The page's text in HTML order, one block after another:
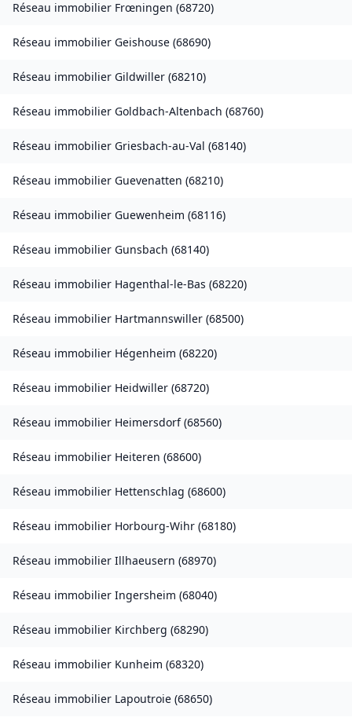
Réseau immobilier Frœningen (68720)
Réseau immobilier Geishouse (68690)
Réseau immobilier Gildwiller (68210)
Réseau immobilier Goldbach-Altenbach (68760)
Réseau immobilier Griesbach-au-Val (68140)
Réseau immobilier Guevenatten (68210)
Réseau immobilier Guewenheim (68116)
Réseau immobilier Gunsbach (68140)
Réseau immobilier Hagenthal-le-Bas (68220)
Réseau immobilier Hartmannswiller (68500)
Réseau immobilier Hégenheim (68220)
Réseau immobilier Heidwiller (68720)
Réseau immobilier Heimersdorf(68560)
Réseau immobilier Heiteren (68600)
Réseau immobilier Hettenschlag (68600)
Réseau immobilier Horbourg-Wihr (68180)
Réseau immobilier Illhaeusern (68970)
Réseau immobilier Ingersheim (68040)
Réseau immobilier Kirchberg (68290)
Réseau immobilier Kunheim (68320)
Réseau immobilier Lapoutroie (68650)